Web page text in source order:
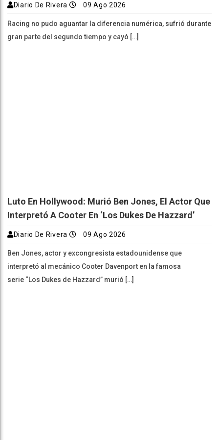
Diario De Rivera 09 Ago 2026
Racing no pudo aguantar la diferencia numérica, sufrió durante
gran parte del segundo tiempo y cayó […]
Luto En Hollywood: Murió Ben Jones, El Actor Que
Interpretó A Cooter En ‘Los Dukes De Hazzard’
Diario De Rivera 09 Ago 2026
Ben Jones, actor y excongresista estadounidense que
interpretó al mecánico Cooter Davenport en la famosa
serie “Los Dukes de Hazzard” murió […]